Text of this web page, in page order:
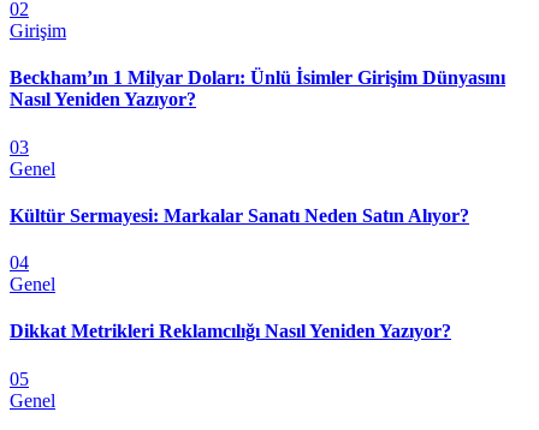
02
Girişim
Beckham’ın 1 Milyar Doları: Ünlü İsimler Girişim Dünyasını
Nasıl Yeniden Yazıyor?
03
Genel
Kültür Sermayesi: Markalar Sanatı Neden Satın Alıyor?
04
Genel
Dikkat Metrikleri Reklamcılığı Nasıl Yeniden Yazıyor?
05
Genel